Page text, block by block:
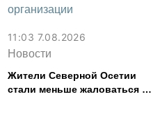
11:03 7.08.2026
Новости
Жители Северной Осетии
стали меньше жаловаться на